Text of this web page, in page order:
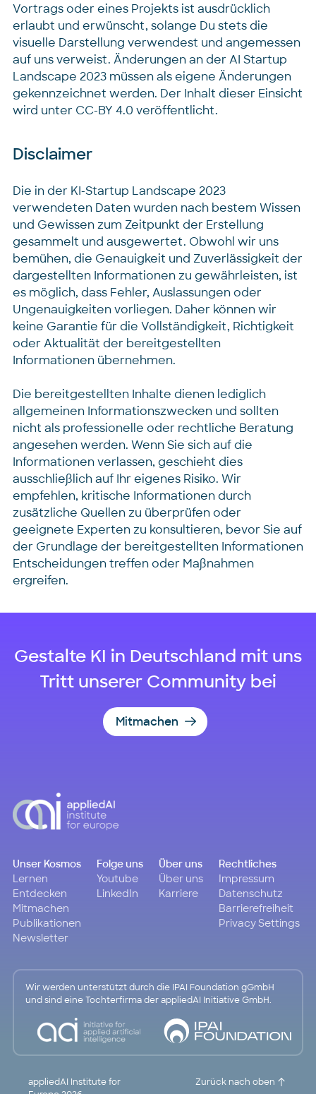
Vortrags oder eines Projekts ist ausdrücklich
erlaubt und erwünscht, solange Du stets die
visuelle Darstellung verwendest und angemessen
auf uns verweist. Änderungen an der AI Startup
Landscape 2023 müssen als eigene Änderungen
gekennzeichnet werden. Der Inhalt dieser Einsicht
wird unter CC-BY 4.0 veröffentlicht.
Disclaimer
Die in der KI-Startup Landscape 2023
verwendeten Daten wurden nach bestem Wissen
und Gewissen zum Zeitpunkt der Erstellung
gesammelt und ausgewertet. Obwohl wir uns
bemühen, die Genauigkeit und Zuverlässigkeit der
dargestellten Informationen zu gewährleisten, ist
es möglich, dass Fehler, Auslassungen oder
Ungenauigkeiten vorliegen. Daher können wir
keine Garantie für die Vollständigkeit, Richtigkeit
oder Aktualität der bereitgestellten
Informationen übernehmen.
Die bereitgestellten Inhalte dienen lediglich
allgemeinen Informationszwecken und sollten
nicht als professionelle oder rechtliche Beratung
angesehen werden. Wenn Sie sich auf die
Informationen verlassen, geschieht dies
ausschließlich auf Ihr eigenes Risiko. Wir
empfehlen, kritische Informationen durch
zusätzliche Quellen zu überprüfen oder
geeignete Experten zu konsultieren, bevor Sie auf
der Grundlage der bereitgestellten Informationen
Entscheidungen treffen oder Maßnahmen
ergreifen.
Gestalte KI in Deutschland mit uns
Tritt unserer Community bei
Mitmachen
Unser Kosmos
Lernen
Entdecken
Mitmachen
Publikationen
Newsletter
Folge uns
Youtube
LinkedIn
Über uns
Über uns
Karriere
Rechtliches
Impressum
Datenschutz
Barrierefreiheit
Privacy Settings
Wir werden unterstützt durch die IPAI Foundation gGmbH
und sind eine Tochterfirma der appliedAI Initiative GmbH.
appliedAI Institute for
Zurück nach oben